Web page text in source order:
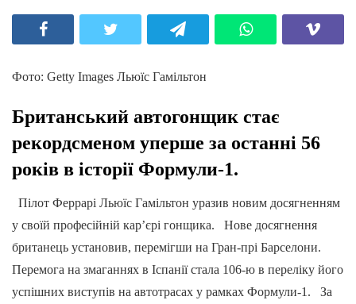
Фото: Getty Images Льюїс Гамільтон
Британський автогонщик стає
рекордсменом уперше за останні 56
років в історії Формули-1.
Пілот Феррарі Льюїс Гамільтон уразив новим досягненням
у своїй професійній кар’єрі гонщика. Нове досягнення
британець установив, перемігши на Гран-прі Барселони.
Перемога на змаганнях в Іспанії стала 106-ю в переліку його
успішних виступів на автотрасах у рамках Формули-1. За